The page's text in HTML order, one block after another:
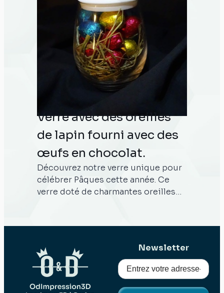
un moment de magie et de
gourmandises avec notre animal
porteur d'œufs Kinder Surprise.
Verre avec des oreilles
de lapin fourni avec des
œufs en chocolat.
Découvrez notre verre unique pour
célébrer Pâques cette année. Ce
verre doté de charmantes oreilles
idéal pour les festivités de Pâques.
famille, une réunion entre amis ou
simplement pour ajouter une
touche de magie à votre journée,
notre collection est conçue pour
Newsletter